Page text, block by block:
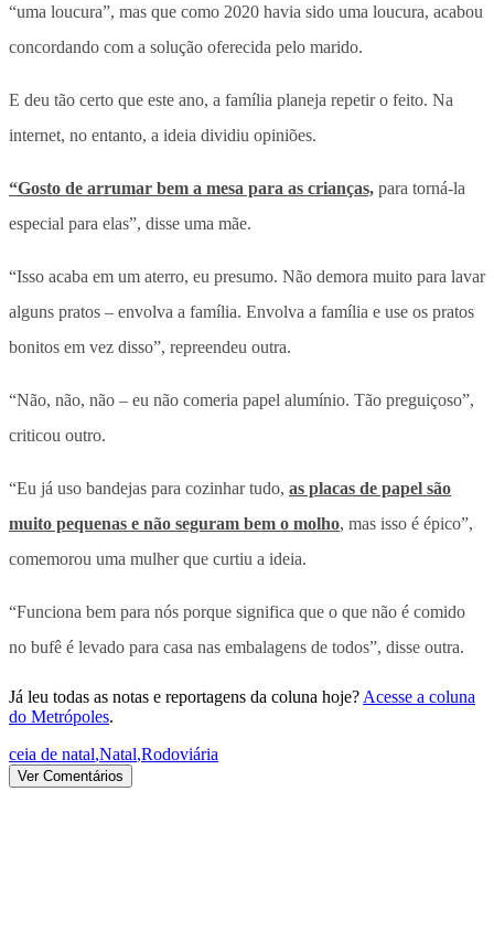
“uma loucura”, mas que como 2020 havia sido uma loucura, acabou
concordando com a solução oferecida pelo marido.
E deu tão certo que este ano, a família planeja repetir o feito. Na
internet, no entanto, a ideia dividiu opiniões.
“Gosto de arrumar bem a mesa para as crianças, para torná-la
especial para elas”, disse uma mãe.
“Isso acaba em um aterro, eu presumo. Não demora muito para lavar
alguns pratos – envolva a família. Envolva a família e use os pratos
bonitos em vez disso”, repreendeu outra.
“Não, não, não – eu não comeria papel alumínio. Tão preguiçoso”,
criticou outro.
“Eu já uso bandejas para cozinhar tudo, as placas de papel são
muito pequenas e não seguram bem o molho, mas isso é épico”,
comemorou uma mulher que curtiu a ideia.
“Funciona bem para nós porque significa que o que não é comido
no bufê é levado para casa nas embalagens de todos”, disse outra.
Já leu todas as notas e reportagens da coluna hoje? Acesse a coluna
do Metrópoles.
ceia de natal,Natal,Rodoviária
Ver Comentários